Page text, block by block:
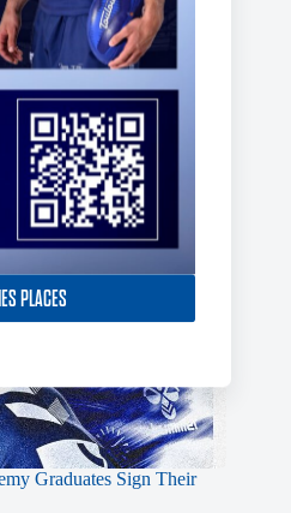
PLACES
Graduates Sign Their